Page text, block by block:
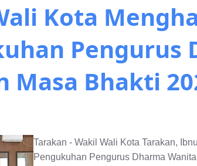
Kota
Pengurus
Masa Bhakti
Tarakan - Wakil Wali Kota Tarakan,
Pengukuhan Pengurus Dharma